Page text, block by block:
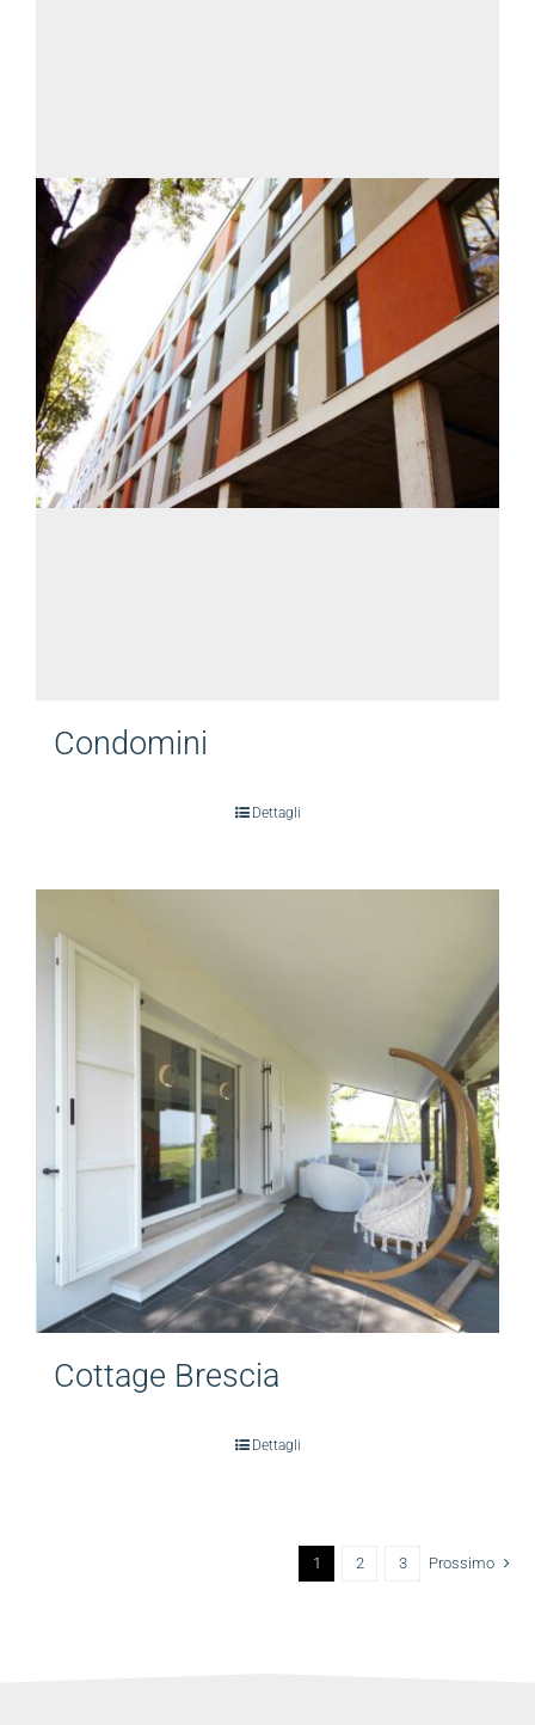
Condomini
Dettagli
Cottage Brescia
Dettagli
1 2 3 Prossimo